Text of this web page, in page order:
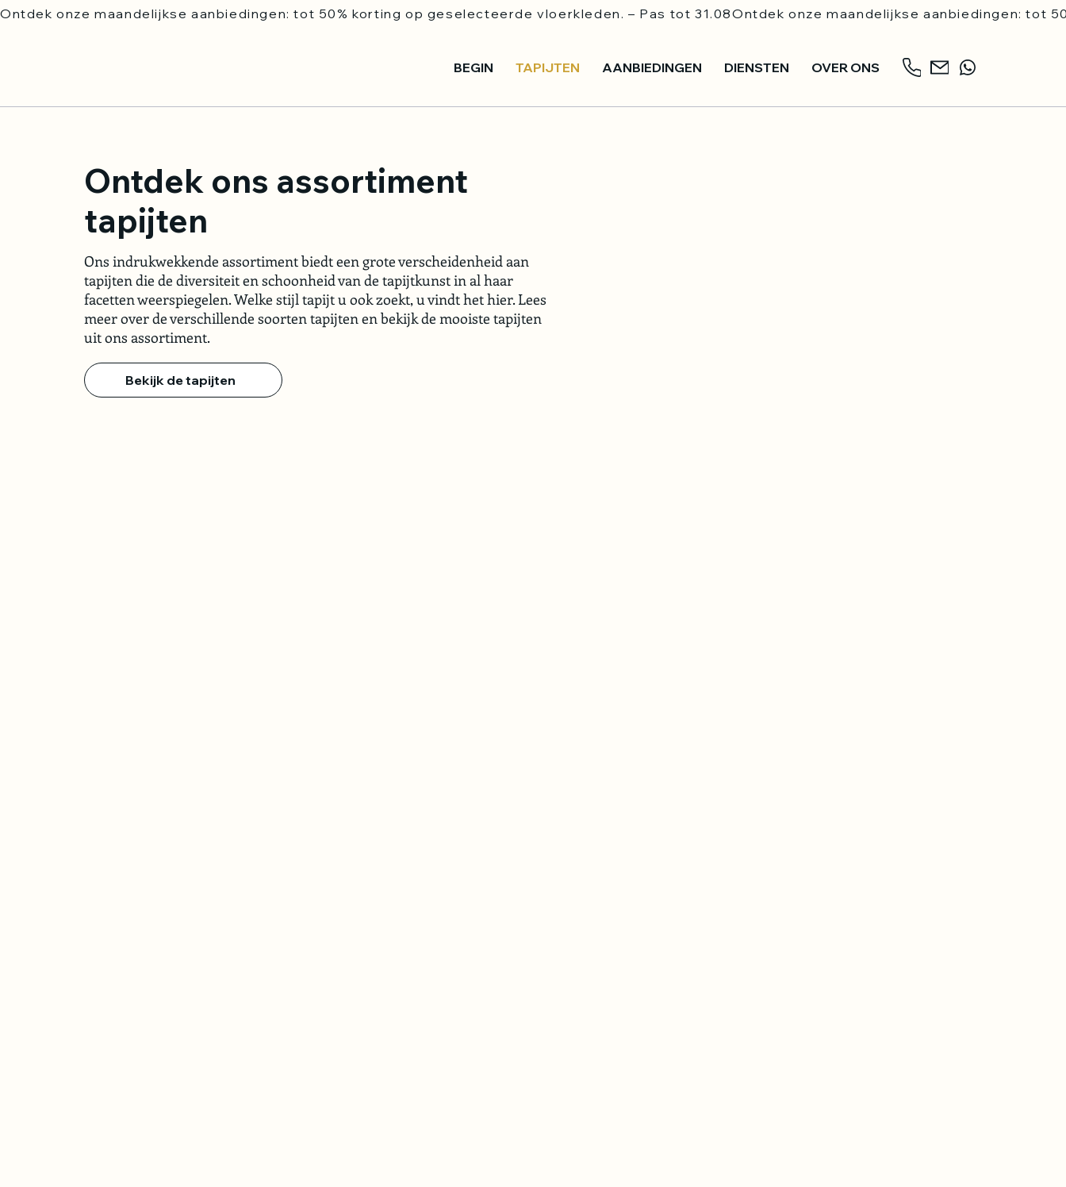
BEGIN TAPIJTEN AANBIEDINGEN DIENSTEN OVER ONS
Ontdek onze maandelijkse aanbiedingen: tot 50% korting op geselecteerde vloerkleden. – Pas tot 31.08
Ontdek ons assortiment
tapijten
Ons indrukwekkende assortiment biedt een grote verscheidenheid aan
tapijten die de diversiteit en schoonheid van de tapijtkunst in al haar
facetten weerspiegelen. Welke stijl tapijt u ook zoekt, u vindt het hier. Lees
meer over de verschillende soorten tapijten en bekijk de mooiste tapijten
uit ons assortiment.
Bekijk de tapijten